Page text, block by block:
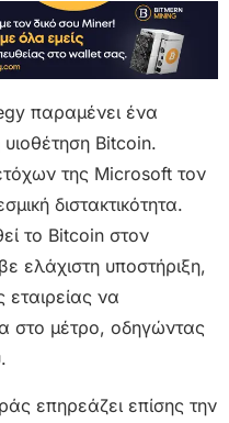
παραμένει ένα
υιοθέτηση Bitcoin.
της Microsoft τον
διστακτικότητα.
το Bitcoin στον
ελάχιστη υποστήριξη,
εταιρείας να
στο μέτρο, οδηγώντας
επηρεάζει επίσης την